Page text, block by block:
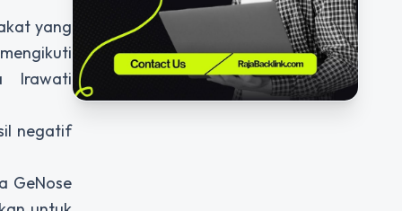
yang
Irawati
negatif
GeNose